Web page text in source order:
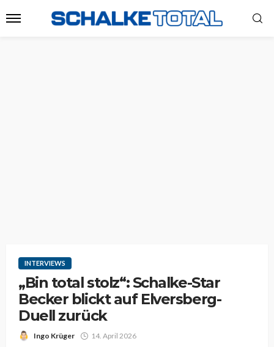
INTERVIEWS
„Bin total stolz“: Schalke-Star
Becker blickt auf Elversberg-
Duell zurück
Ingo Krüger 14. April 2026